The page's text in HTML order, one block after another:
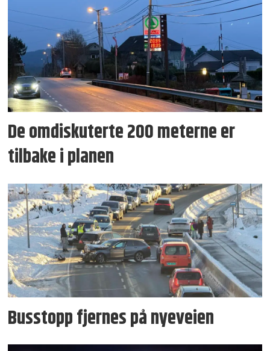
De omdiskuterte 200 meterne er
tilbake i planen
Busstopp fjernes på nyeveien